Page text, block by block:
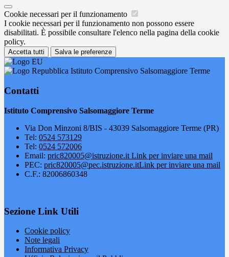
Cookie necessari per il funzionamento
I cookie necessari per il funzionamento non possono essere
disabilitati. È possibile consultare l'elenco nella pagina della cookie
policy.
Accetta tutti Salva le preferenze
Istituto Comprensivo Salsomaggiore Terme
Contatti
Istituto Comprensivo Salsomaggiore Terme
Via Don Minzoni 8/BIS - 43039 Salsomaggiore Terme (PR)
Tel: 0524 573129
Tel: 0524 572006
Email: pric820005@istruzione.it Link per inviare una mail
PEC: pric820005@pec.istruzione.itLink per inviare una mail
C.F.: 82006860348
Sezione Link Utili
Cookie policy
Note legali
Informativa Privacy